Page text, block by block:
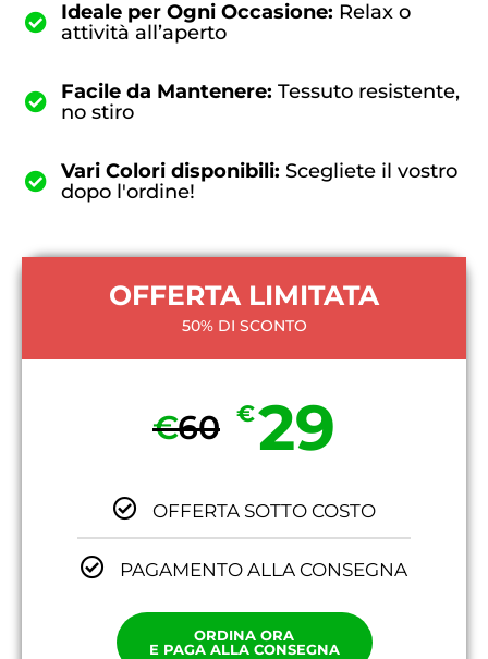
Ideale per Ogni Occasione: Relax o
attività all’aperto
Facile da Mantenere: Tessuto resistente,
no stiro
Vari Colori disponibili: Scegliete il vostro
dopo l'ordine!
OFFERTA LIMITATA
50% DI SCONTO
€60 €29
OFFERTA SOTTO COSTO
PAGAMENTO ALLA CONSEGNA
ORDINA ORA
E PAGA ALLA CONSEGNA